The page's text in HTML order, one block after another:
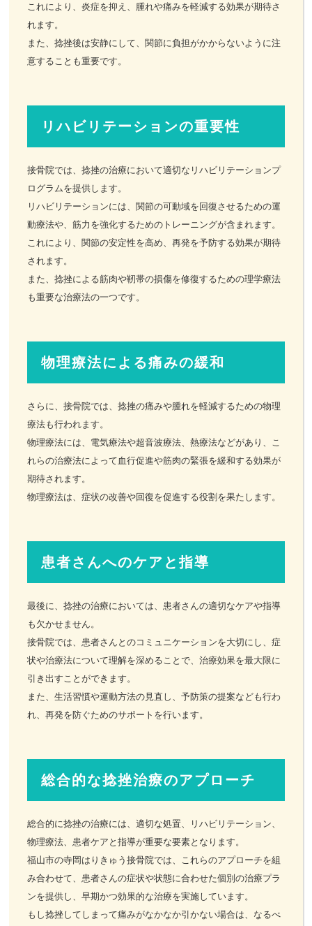
これにより、炎症を抑え、腫れや痛みを軽減する効果が期待さ
れます。
また、捻挫後は安静にして、関節に負担がかからないように注
意することも重要です。
リハビリテーションの重要性
接骨院では、捻挫の治療において適切なリハビリテーションプ
ログラムを提供します。
リハビリテーションには、関節の可動域を回復させるための運
動療法や、筋力を強化するためのトレーニングが含まれます。
これにより、関節の安定性を高め、再発を予防する効果が期待
されます。
また、捻挫による筋肉や靭帯の損傷を修復するための理学療法
も重要な治療法の一つです。
物理療法による痛みの緩和
さらに、接骨院では、捻挫の痛みや腫れを軽減するための物理
療法も行われます。
物理療法には、電気療法や超音波療法、熱療法などがあり、こ
れらの治療法によって血行促進や筋肉の緊張を緩和する効果が
期待されます。
物理療法は、症状の改善や回復を促進する役割を果たします。
患者さんへのケアと指導
最後に、捻挫の治療においては、患者さんの適切なケアや指導
も欠かせません。
接骨院では、患者さんとのコミュニケーションを大切にし、症
状や治療法について理解を深めることで、治療効果を最大限に
引き出すことができます。
また、生活習慣や運動方法の見直し、予防策の提案なども行わ
れ、再発を防ぐためのサポートを行います。
総合的な捻挫治療のアプローチ
総合的に捻挫の治療には、適切な処置、リハビリテーション、
物理療法、患者ケアと指導が重要な要素となります。
福山市の寺岡はりきゅう接骨院では、これらのアプローチを組
み合わせて、患者さんの症状や状態に合わせた個別の治療プラ
ンを提供し、早期かつ効果的な治療を実施しています。
もし捻挫してしまって痛みがなかなか引かない場合は、なるべ